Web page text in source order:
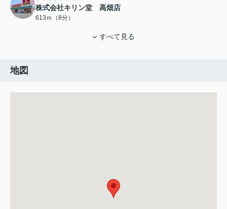
株式会社キリン堂 高畑店
613ｍ（8分）
すべて見る
地図